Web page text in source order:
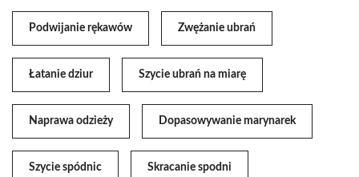
Podwijanie rękawów Zwężanie ubrań
Łatanie dziur Szycie ubrań na miarę
Naprawa odzieży Dopasowywanie marynarek
Szycie spódnic Skracanie spodni